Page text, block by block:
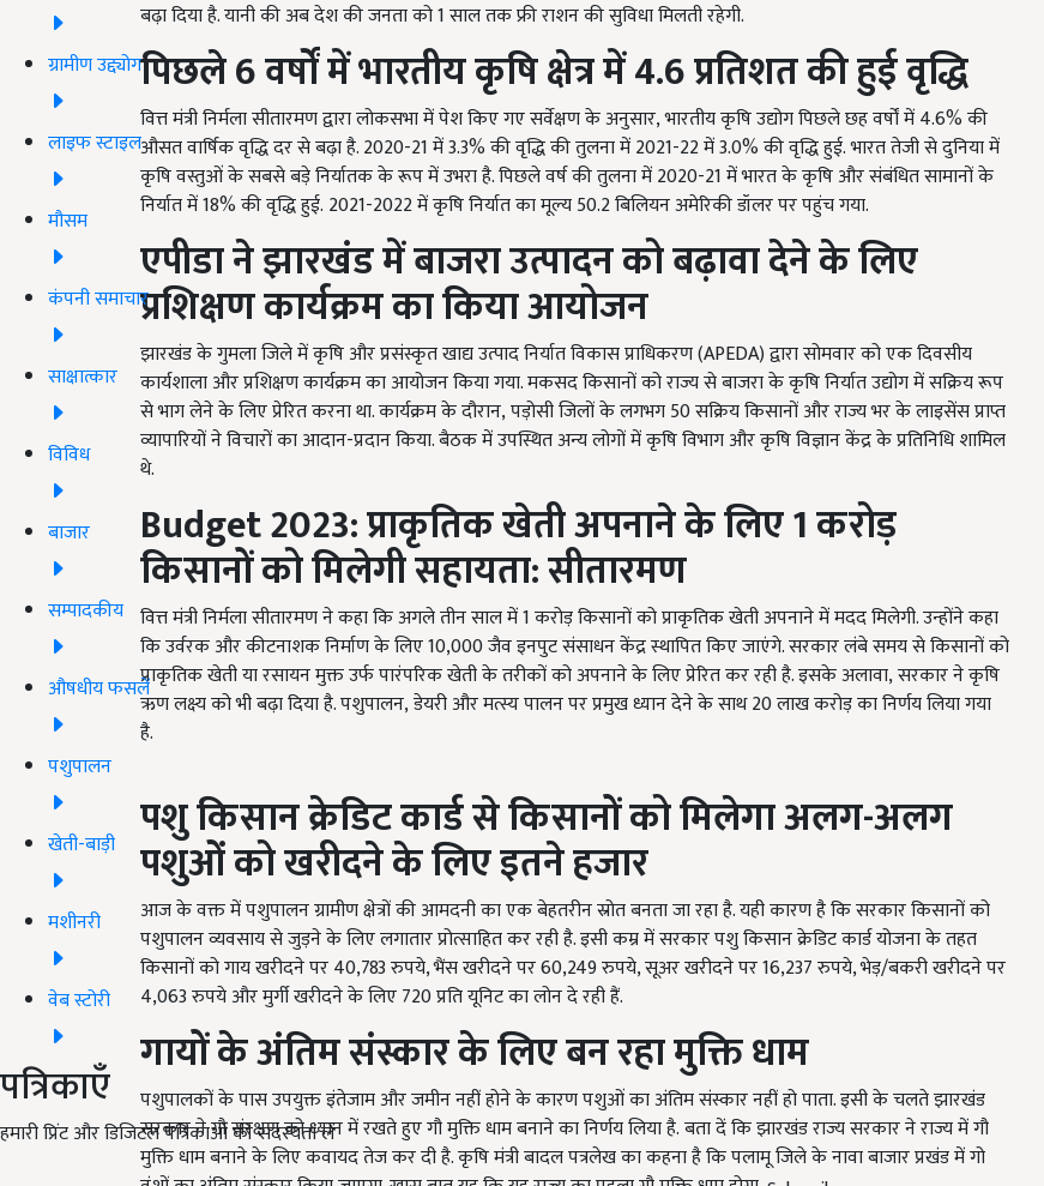
ग्रामीण उद्द्योग
लाइफ स्टाइल
मौसम
कंपनी समाचार
साक्षात्कार
विविध
बाजार
सम्पादकीय
औषधीय फसलें
पशुपालन
खेती-बाड़ी
मशीनरी
वेब स्टोरी
पत्रिकाएँ
हमारी प्रिंट और डिजिटल पत्रिकाओं की सदस्यता लें
बढ़ा दिया है. यानी की अब देश की जनता को 1साल तक फ्री राशन की सुविधा मिलती रहेगी.
पिछले6वर्षों में भारतीय कृषि क्षेत्र में4.6प्रतिशत की हुई वृद्धि
वित्त मंत्री निर्मला सीतारमण द्वारा लोकसभा में पेश किए गए सर्वेक्षण के अनुसार, भारतीय कृषि उद्योग पिछले छह वर्षों में 4.6%की
औसत वार्षिक वृद्धि दर से बढ़ा है.2020-21में3.3%की वृद्धि की तुलना में2021-22में3.0%की वृद्धि हुई.भारत तेजी से दुनिया में
कृषि वस्तुओं के सबसे बड़े निर्यातक के रूप में उभरा है. पिछले वर्ष की तुलना में 2020-21में भारत के कृषि और संबंधित सामानों के
निर्यात में18%की वृद्धि हुई. 2021-2022में कृषि निर्यात का मूल्य50.2बिलियन अमेरिकी डॉलर पर पहुंच गया.
एपीडा ने झारखंड में बाजरा उत्पादन को बढ़ावा देने के लिए
प्रशिक्षण कार्यक्रम का किया आयोजन
झारखंड के गुमला जिले में कृषि और प्रसंस्कृत खाद्य उत्पाद निर्यात विकास प्राधिकरण (APEDA) द्वारा सोमवार को एक दिवसीय
कार्यशाला और प्रशिक्षण कार्यक्रम का आयोजन किया गया. मकसद किसानों को राज्य से बाजरा के कृषि निर्यात उद्योग में सक्रिय रूप
से भाग लेने के लिए प्रेरित करना था. कार्यक्रम के दौरान, पड़ोसी जिलों के लगभग 50सक्रिय किसानों और राज्य भर के लाइसेंस प्राप्त
व्यापारियों ने विचारों का आदान-प्रदान किया. बैठक में उपस्थित अन्य लोगों में कृषि विभाग और कृषि विज्ञान केंद्र के प्रतिनिधि शामिल
थे.
Budget2023:प्राकृतिक खेती अपनाने के लिए1करोड़
किसानों को मिलेगी सहायता: सीतारमण
वित्त मंत्री निर्मला सीतारमण ने कहा कि अगले तीन साल में 1करोड़ किसानों को प्राकृतिक खेती अपनाने में मदद मिलेगी. उन्होंने कहा
कि उर्वरक और कीटनाशक निर्माण के लिए10,000जैव इनपुट संसाधन केंद्र स्थापित किए जाएंगे. सरकार लंबे समय से किसानों को
प्राकृतिक खेती या रसायन मुक्त उर्फ ​​पारंपरिक खेती के तरीकों को अपनाने के लिए प्रेरित कर रही है. इसके अलावा, सरकार ने कृषि
ऋण लक्ष्य को भी बढ़ा दिया है. पशुपालन, डेयरी और मत्स्य पालन पर प्रमुख ध्यान देने के साथ 20लाख करोड़ का निर्णय लिया गया
है.
पशु किसान क्रेडिट कार्ड से किसानों को मिलेगा अलग-अलग
पशुओं को खरीदने के लिए इतने हजार
आज के वक्त में पशुपालन ग्रामीण क्षेत्रों की आमदनी का एक बेहतरीन स्रोत बनता जा रहा है. यही कारण है कि सरकार किसानों को
पशुपालन व्यवसाय से जुड़ने के लिए लगातार प्रोत्साहित कर रही है. इसी कम्र में सरकार पशु किसान क्रेडिट कार्ड योजना के तहत
किसानों को गाय खरीदने पर 40,783 रुपये, भैंस खरीदने पर 60,249 रुपये, सूअर खरीदने पर 16,237 रुपये, भेड़/बकरी खरीदने पर
4,063 रुपये और मुर्गी खरीदने के लिए 720 प्रति यूनिट का लोन दे रही हैं.
गायों के अंतिम संस्कार के लिए बन रहा मुक्ति धाम
पशुपालकों के पास उपयुक्त इंतेजाम और जमीन नहीं होने के कारण पशुओं का अंतिम संस्कार नहीं हो पाता. इसी के चलते झारखंड
सरकार ने गौ संरक्षण को ध्यान में रखते हुए गौ मुक्ति धाम बनाने का निर्णय लिया है. बता दें कि झारखंड राज्य सरकार ने राज्य में गौ
मुक्ति धाम बनाने के लिए कवायद तेज कर दी है. कृषि मंत्री बादल पत्रलेख का कहना है कि पलामू जिले के नावा बाजार प्रखंड में गो